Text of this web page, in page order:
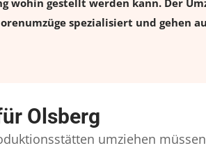
wohin gestellt werden kann. Der
spezialisiert und gehen
Olsberg
umziehen